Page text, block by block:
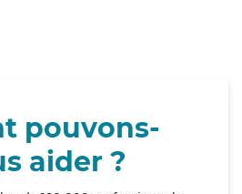
pouvons-
aider ?